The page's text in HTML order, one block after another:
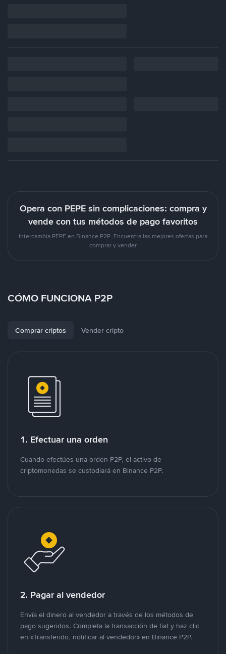
Opera con PEPE sin complicaciones: compra y
vende con tus métodos de pago favoritos
Intercambia PEPE en Binance P2P. Encuentra las mejores ofertas para
comprar y vender
CÓMO FUNCIONA P2P
Comprar criptos Vender cripto
1. Efectuar una orden
Cuando efectúes una orden P2P, el activo de
criptomonedas se custodiará en Binance P2P.
2. Pagar al vendedor
Envía el dinero al vendedor a través de los métodos de
pago sugeridos. Completa la transacción de fiat y haz clic
en «Transferido, notificar al vendedor» en Binance P2P.